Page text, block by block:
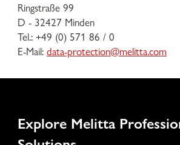
Ringstraße 99
D - 32427 Minden
Tel.: +49 (0) 571 86 / 0
E-Mail: data-protection@melitta.com
Explore Melitta